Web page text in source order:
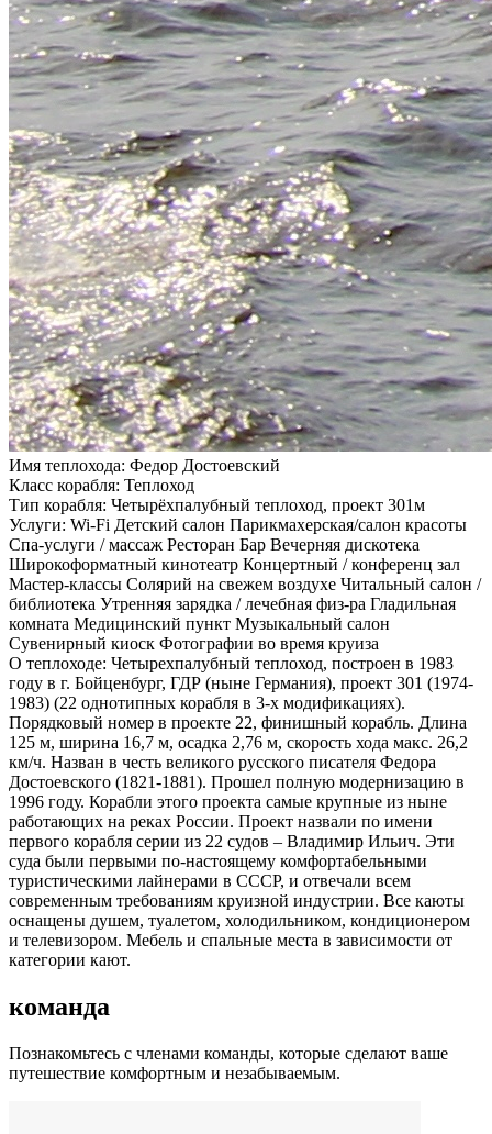
Имя теплохода: Федор Достоевский
Класс корабля: Теплоход
Тип корабля: Четырёхпалубный теплоход, проект 301м
Услуги: Wi-Fi Детский салон Парикмахерская/салон красоты
Спа-услуги / массаж Ресторан Бар Вечерняя дискотека
Широкоформатный кинотеатр Концертный / конференц зал
Мастер-классы Солярий на свежем воздухе Читальный салон /
библиотека Утренняя зарядка / лечебная физ-ра Гладильная
комната Медицинский пункт Музыкальный салон
Сувенирный киоск Фотографии во время круиза
О теплоходе: Четырехпалубный теплоход, построен в 1983
году в г. Бойценбург, ГДР (ныне Германия), проект 301 (1974-
1983) (22 однотипных корабля в 3-х модификациях).
Порядковый номер в проекте 22, финишный корабль. Длина
125 м, ширина 16,7 м, осадка 2,76 м, скорость хода макс. 26,2
км/ч. Назван в честь великого русского писателя Федора
Достоевского (1821-1881). Прошел полную модернизацию в
1996 году. Корабли этого проекта самые крупные из ныне
работающих на реках России. Проект назвали по имени
первого корабля серии из 22 судов – Владимир Ильич. Эти
суда были первыми по-настоящему комфортабельными
туристическими лайнерами в СССР, и отвечали всем
современным требованиям круизной индустрии. Все каюты
оснащены душем, туалетом, холодильником, кондиционером
и телевизором. Мебель и спальные места в зависимости от
категории кают.
команда
Познакомьтесь с членами команды, которые сделают ваше
путешествие комфортным и незабываемым.